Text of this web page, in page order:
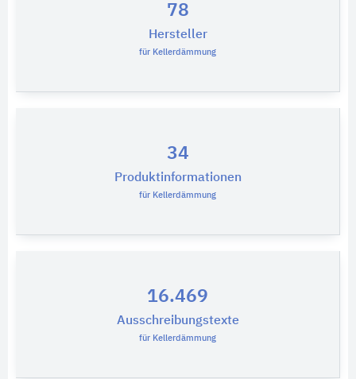
78
Hersteller
für Kellerdämmung
34
Produktinformationen
für Kellerdämmung
16.469
Ausschreibungstexte
für Kellerdämmung